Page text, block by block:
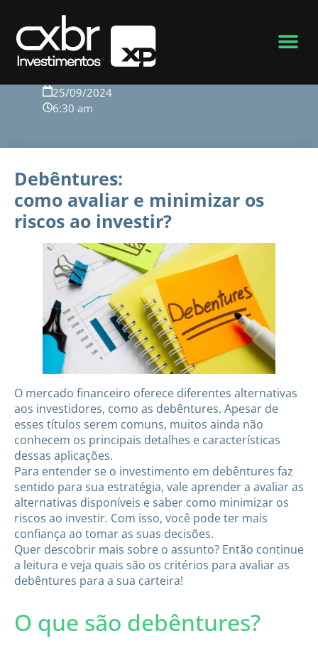
Voltar para o blog
25/09/2024
6:30 am
Debêntures:
como avaliar e minimizar os
riscos ao investir?
O mercado financeiro oferece diferentes alternativas
aos investidores, como as debêntures. Apesar de
esses títulos serem comuns, muitos ainda não
conhecem os principais detalhes e características
dessas aplicações.
Para entender se o investimento em debêntures faz
sentido para sua estratégia, vale aprender a avaliar as
alternativas disponíveis e saber como minimizar os
riscos ao investir. Com isso, você pode ter mais
confiança ao tomar as suas decisões.
Quer descobrir mais sobre o assunto? Então continue
a leitura e veja quais são os critérios para avaliar as
debêntures para a sua carteira!
O que são debêntures?